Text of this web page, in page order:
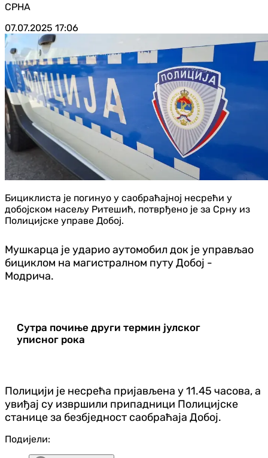
СРНА
07.07.2025 17:06
Бициклиста је погинуо у саобраћајној несрећи у
добојском насељу Ритешић, потврђено је за Срну из
Полицијске управе Добој.
Мушкарца је ударио аутомобил док је управљао
бициклом на магистралном путу Добој -
Модрича.
Сутра почиње други термин јулског
уписног рока
Полицији је несрећа пријављена у 11.45 часова, а
увиђај су извршили припадници Полицијске
станице за безбједност саобраћаја Добој.
Подијели: